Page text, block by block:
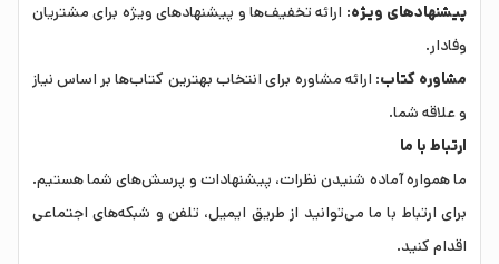
پیشنهادهای ویژه: ارائه تخفیف‌ها و پیشنهادهای ویژه برای مشتریان
وفادار.
مشاوره کتاب: ارائه مشاوره برای انتخاب بهترین کتاب‌ها بر اساس نیاز
و علاقه شما.
ارتباط با ما
ما همواره آماده شنیدن نظرات، پیشنهادات و پرسش‌های شما هستیم.
برای ارتباط با ما می‌توانید از طریق ایمیل، تلفن و شبکه‌های اجتماعی
اقدام کنید.